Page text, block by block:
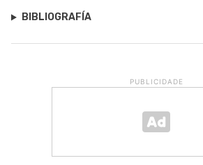
BIBLIOGRAFÍA
PUBLICIDADE